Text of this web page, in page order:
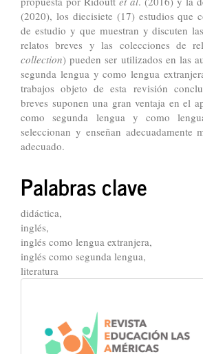
(2020), los diecisiete (17) estudios que
de estudio y que muestran y discuten
relatos breves y las colecciones de
collection) pueden ser utilizados en las
segunda lengua y como lengua
trabajos objeto de esta revisión
breves suponen una gran ventaja en el
como segunda lengua y como
seleccionan y enseñan adecuadamente
adecuado.
Palabras clave
didáctica,
inglés,
inglés como lengua extranjera,
inglés como segunda lengua,
literatura